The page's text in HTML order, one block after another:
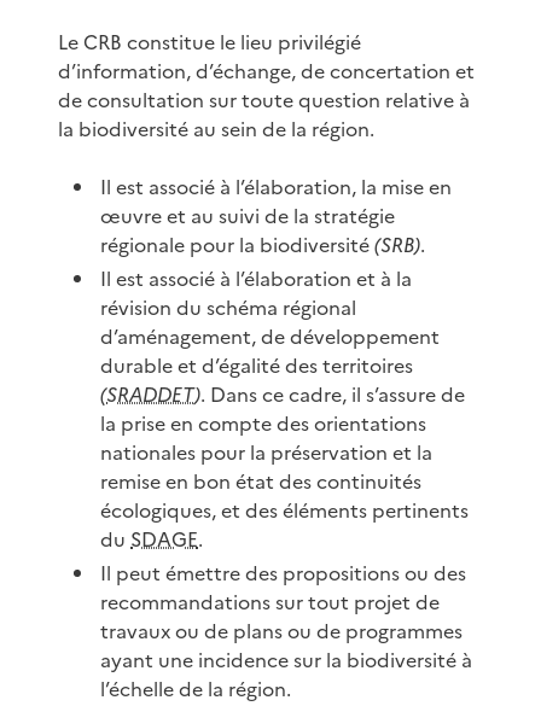
Le CRB constitue le lieu privilégié
d’information, d’échange, de concertation et
de consultation sur toute question relative à
la biodiversité au sein de la région.
Il est associé à l’élaboration, la mise en
œuvre et au suivi de la stratégie
régionale pour la biodiversité(SRB).
Il est associé à l’élaboration et à la
révision du schéma régional
d’aménagement, de développement
durable et d’égalité des territoires
(SRADDET). Dans ce cadre, il s’assure de
la prise en compte des orientations
nationales pour la préservation et la
remise en bon état des continuités
écologiques, et des éléments pertinents
du SDAGE.
Il peut émettre des propositions ou des
recommandations sur tout projet de
travaux ou de plans ou de programmes
ayant une incidence sur la biodiversité à
l’échelle de la région.